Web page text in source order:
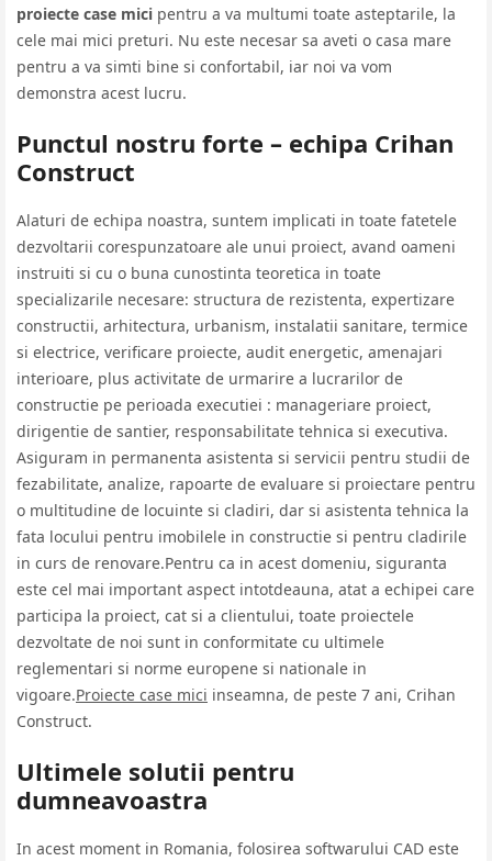
proiecte case mici pentru a va multumi toate asteptarile, la
cele mai mici preturi. Nu este necesar sa aveti o casa mare
pentru a va simti bine si confortabil, iar noi va vom
demonstra acest lucru.
Punctul nostru forte – echipa Crihan
Construct
Alaturi de echipa noastra, suntem implicati in toate fatetele
dezvoltarii corespunzatoare ale unui proiect, avand oameni
instruiti si cu o buna cunostinta teoretica in toate
specializarile necesare: structura de rezistenta, expertizare
constructii, arhitectura, urbanism, instalatii sanitare, termice
si electrice, verificare proiecte, audit energetic, amenajari
interioare, plus activitate de urmarire a lucrarilor de
constructie pe perioada executiei : manageriare proiect,
dirigentie de santier, responsabilitate tehnica si executiva.
Asiguram in permanenta asistenta si servicii pentru studii de
fezabilitate, analize, rapoarte de evaluare si proiectare pentru
o multitudine de locuinte si cladiri, dar si asistenta tehnica la
fata locului pentru imobilele in constructie si pentru cladirile
in curs de renovare.Pentru ca in acest domeniu, siguranta
este cel mai important aspect intotdeauna, atat a echipei care
participa la proiect, cat si a clientului, toate proiectele
dezvoltate de noi sunt in conformitate cu ultimele
reglementari si norme europene si nationale in
vigoare.Proiecte case mici inseamna, de peste 7 ani, Crihan
Construct.
Ultimele solutii pentru
dumneavoastra
In acest moment in Romania, folosirea softwarului CAD este